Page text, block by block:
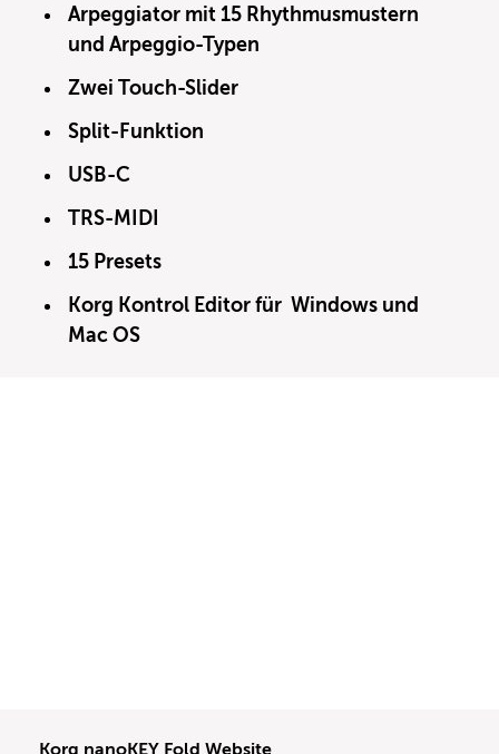
Arpeggiator mit 15 Rhythmusmustern
und Arpeggio-Typen
Zwei Touch-Slider
Split-Funktion
USB-C
TRS-MIDI
15 Presets
Korg Kontrol Editor für Windows und
Mac OS
Korg nanoKEY Fold Website